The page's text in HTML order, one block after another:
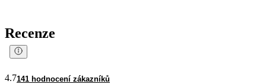
Recenze
4.7141 hodnocení zákazníků